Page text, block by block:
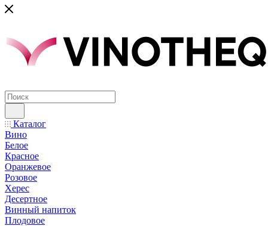
Каталог
Вино
Белое
Красное
Оранжевое
Розовое
Херес
Десертное
Винный напиток
Плодовое